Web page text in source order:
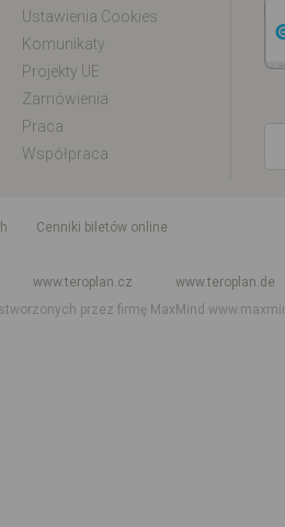
Ustawienia Cookies
Komunikaty
Projekty UE
Zamówienia
Praca
Współpraca
Cenniki biletów online
www.teroplan.cz
www.teroplan.de
przez firmę MaxMind